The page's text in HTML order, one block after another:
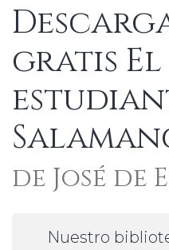
gratis El
de José de
Nuestro